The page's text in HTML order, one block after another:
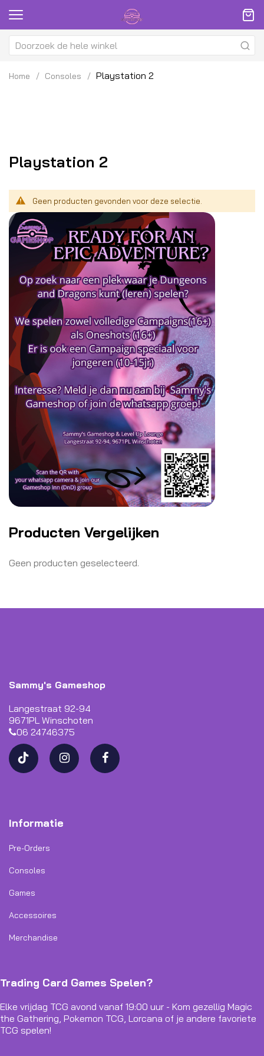
Home Consoles Playstation 2
Playstation 2
Geen producten gevonden voor deze selectie.
Producten Vergelijken
Geen producten geselecteerd.
Sammy's Gameshop
Langestraat 92-94
9671PL Winschoten
06 24746375
Informatie
Pre-Orders
Consoles
Games
Accessoires
Merchandise
Trading Card Games Spelen?
Elke vrijdag TCG avond vanaf 19:00 uur - Kom gezellig Magic
the Gathering, Pokemon TCG, Lorcana of je andere favoriete
TCG spelen!